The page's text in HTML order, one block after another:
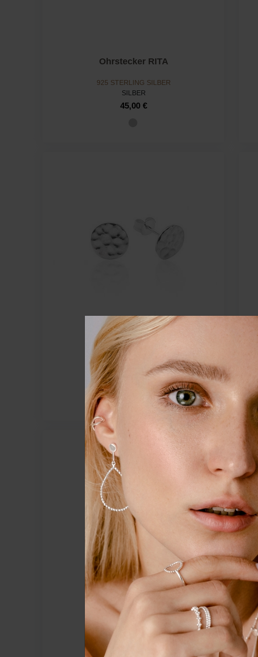
Ohrstecker RITA
925 STERLING SILBER
SILBER
45,00 €
Ohrstecker LIYANA
925 STERLING SILBER
SILBER
ab 39,00 €
Ohrstecker FIONA
925 STERLING SILBER
Wir nutzen Cookies auf unserer Website.
Erfahrung zu verbessern. Weitere
und
Externe Medien
Alle akzeptieren